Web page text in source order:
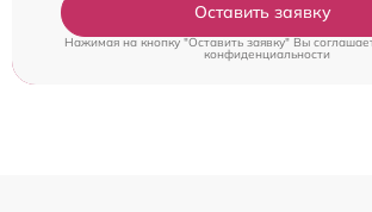
Оставить заявку
Нажимая на кнопку "Оставить заявку" Вы
конфиденциальности